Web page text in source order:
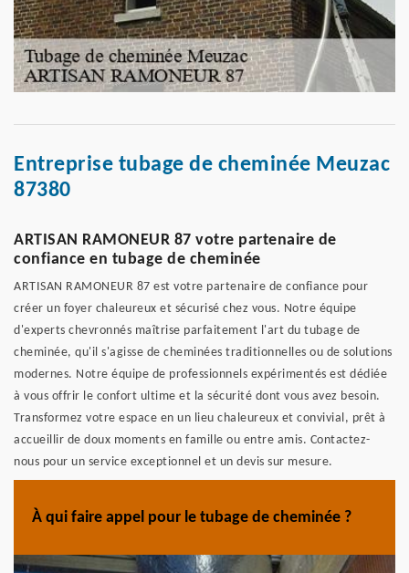
Entreprise tubage de cheminée Meuzac
87380
ARTISAN RAMONEUR 87 votre partenaire de
confiance en tubage de cheminée
ARTISAN RAMONEUR 87 est votre partenaire de confiance pour
créer un foyer chaleureux et sécurisé chez vous. Notre équipe
d'experts chevronnés maîtrise parfaitement l'art du tubage de
cheminée, qu'il s'agisse de cheminées traditionnelles ou de solutions
modernes. Notre équipe de professionnels expérimentés est dédiée
à vous offrir le confort ultime et la sécurité dont vous avez besoin.
Transformez votre espace en un lieu chaleureux et convivial, prêt à
accueillir de doux moments en famille ou entre amis. Contactez-
nous pour un service exceptionnel et un devis sur mesure.
À qui faire appel pour le tubage de cheminée ?